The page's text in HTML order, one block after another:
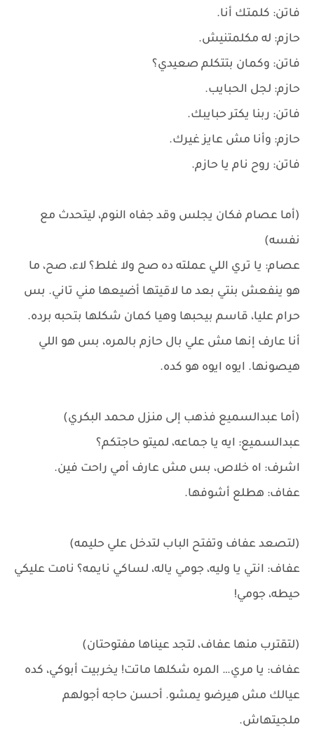
فاتن: كلمتك أنا.
حازم: له مكلمتنيش.
فاتن: وكمان بتتكلم صعيدي؟
حازم: لجل الحبايب.
فاتن: ربنا يكتر حبايبك.
حازم: وأنا مش عايز غيرك.
فاتن: روح نام يا حازم.
(أما عصام فكان يجلس وقد جفاه النوم، ليتحدث مع
نفسه)
عصام: يا تري اللي عملته ده صح ولا غلط؟ لاء، صح، ما
هو ينفعش بنتي بعد ما لاقيتها أضيعها مني تاني. بس
حرام عليا، قاسم بيحبها وهيا كمان شكلها بتحبه برده.
أنا عارف إنها مش علي بال حازم بالمره، بس هو اللي
هيصونها. ايوه ايوه هو كده.
(أما عبدالسميع فذهب إلى منزل محمد البكري)
عبدالسميع: ايه يا جماعه، لميتو حاجتكم؟
اشرف: اه خلاص، بس مش عارف أمي راحت فين.
عفاف: هطلع أشوفها.
(لتصعد عفاف وتفتح الباب لتدخل علي حليمه)
عفاف: انتي يا وليه، جومي ياله، لساكي نايمه؟ نامت عليكي
حيطه، جومي!
(لتقترب منها عفاف، لتجد عيناها مفتوحتان)
عفاف: يا مري… المره شكلها ماتت! يخربيت أبوكي، كده
عيالك مش هيرضو يمشو. أحسن حاجه أجولهم
ملجيتهاش.